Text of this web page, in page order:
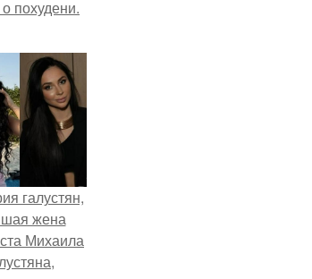
о похудени.
галустян,
жена
Михаила